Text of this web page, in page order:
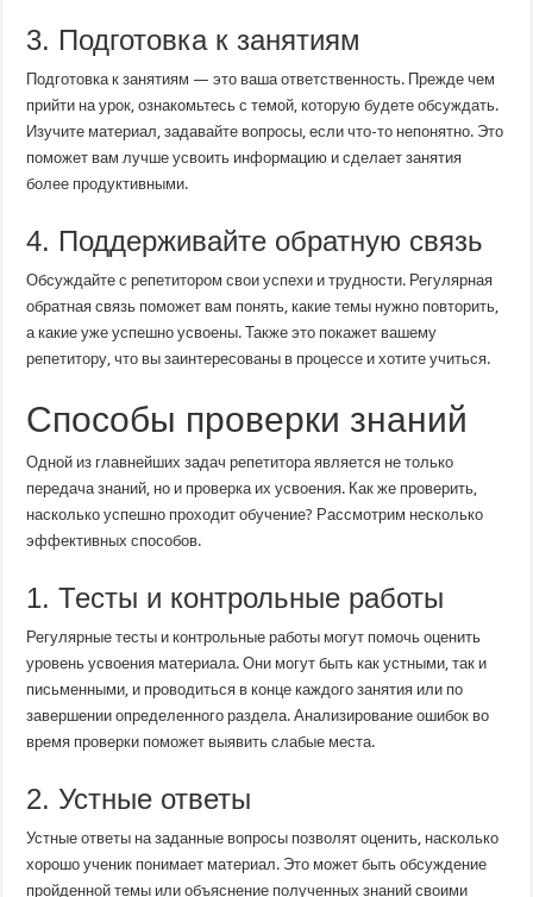
3. Подготовка к занятиям
Подготовка к занятиям — это ваша ответственность. Прежде чем
прийти на урок, ознакомьтесь с темой, которую будете обсуждать.
Изучите материал, задавайте вопросы, если что-то непонятно. Это
поможет вам лучше усвоить информацию и сделает занятия
более продуктивными.
4. Поддерживайте обратную связь
Обсуждайте с репетитором свои успехи и трудности. Регулярная
обратная связь поможет вам понять, какие темы нужно повторить,
а какие уже успешно усвоены. Также это покажет вашему
репетитору, что вы заинтересованы в процессе и хотите учиться.
Способы проверки знаний
Одной из главнейших задач репетитора является не только
передача знаний, но и проверка их усвоения. Как же проверить,
насколько успешно проходит обучение? Рассмотрим несколько
эффективных способов.
1. Тесты и контрольные работы
Регулярные тесты и контрольные работы могут помочь оценить
уровень усвоения материала. Они могут быть как устными, так и
письменными, и проводиться в конце каждого занятия или по
завершении определенного раздела. Анализирование ошибок во
время проверки поможет выявить слабые места.
2. Устные ответы
Устные ответы на заданные вопросы позволят оценить, насколько
хорошо ученик понимает материал. Это может быть обсуждение
пройденной темы или объяснение полученных знаний своими